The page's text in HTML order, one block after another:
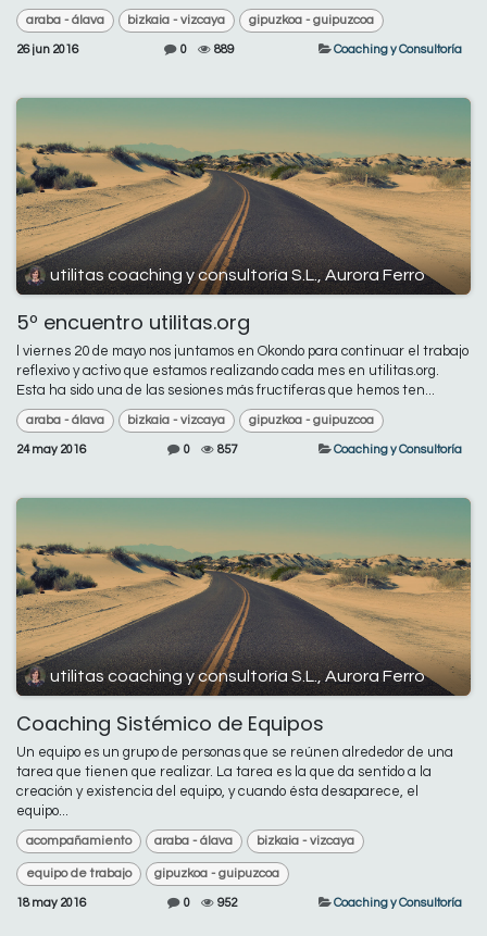
araba - álava bizkaia - vizcaya gipuzkoa - guipuzcoa
26 jun 2016 0 889 Coaching y Consultoría
utilitas coaching y consultoría S.L., Aurora Ferro
5º encuentro utilitas.org
l viernes 20 de mayo nos juntamos en Okondo para continuar el trabajo
reflexivo y activo que estamos realizando cada mes en utilitas.org.
Esta ha sido una de las sesiones más fructíferas que hemos ten...
araba - álava bizkaia - vizcaya gipuzkoa - guipuzcoa
24 may 2016 0 857 Coaching y Consultoría
utilitas coaching y consultoría S.L., Aurora Ferro
Coaching Sistémico de Equipos
Un equipo es un grupo de personas que se reúnen alrededor de una
tarea que tienen que realizar. La tarea es la que da sentido a la
creación y existencia del equipo, y cuando ésta desaparece, el
equipo...
acompañamiento araba - álava bizkaia - vizcaya
equipo de trabajo gipuzkoa - guipuzcoa
18 may 2016 0 952 Coaching y Consultoría